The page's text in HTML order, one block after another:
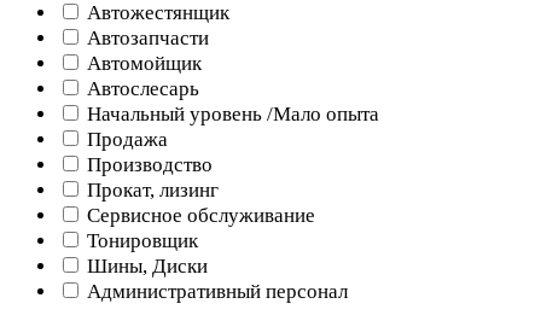
Автожестянщик
Автозапчасти
Автомойщик
Автослесарь
Начальный уровень /Мало опыта
Продажа
Производство
Прокат, лизинг
Сервисное обслуживание
Тонировщик
Шины, Диски
Административный персонал